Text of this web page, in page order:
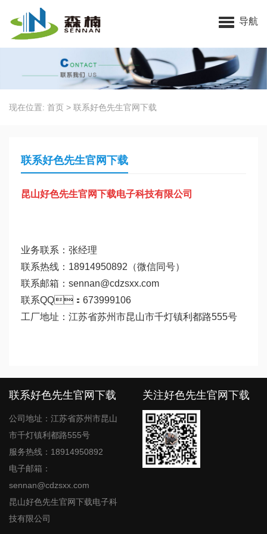
昆山好色先生官网下载电子科技有限公司
导航
现在位置: 首页 > 联系好色先生官网下载
联系好色先生官网下载
昆山好色先生官网下载电子科技有限公司
业务联系：张经理
联系热线：18914950892（微信同号）
联系邮箱：sennan@cdzsxx.com
联系QQ：673999106
工厂地址：江苏省苏州市昆山市千灯镇利都路555号
联系好色先生官网下载
公司地址：江苏省苏州市昆山
市千灯镇利都路555号
服务热线：18914950892
电子邮箱：
sennan@cdzsxx.com
昆山好色先生官网下载电子科
技有限公司
关注好色先生官网下载